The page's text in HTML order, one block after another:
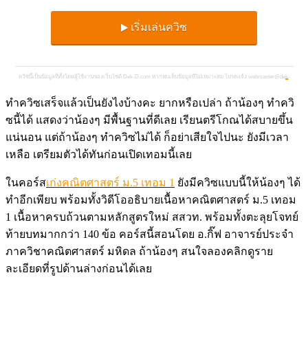
ทำควิซเสร็จแล้วเป็นยังไงบ้างคะ ยากหรือเปล่า ถ้าน้องๆ ทำควิ
ซนี้ได้ แสดงว่าน้องๆ มีพื้นฐานที่ดีเลย เรียนตรีโกณได้สบายขึ้น
แน่นอน แต่ถ้าน้องๆ ทำควิซไม่ได้ ก็อย่าเสียใจไปนะ ยังมีเวลา
เหลือ เตรียมตัวได้ทันก่อนเปิดเทอมนี้เลย
ในคอร์สเก่งคณิตศาสตร์ ม.5 เทอม 1 ยังมีควิซแบบนี้ให้น้องๆ ได้
ทำอีกเพียบ พร้อมทั้งวิดีโออธิบายเนื้อหาคณิตศาสตร์ ม.5 เทอม
1 เนื้อหาครบถ้วนตามหลักสูตรใหม่ สสวท. พร้อมทั้งตะลุยโจทย์
ท้ายบทมากกว่า 140 ข้อ คอร์สนี้สอนโดย อ.กิ๊ฟ อาจารย์ประจำ
ภาควิชาคณิตศาสตร์ มหิดล ถ้าน้องๆ สนใจลองคลิกดูราย
ละเอียดที่รูปด้านล่างก่อนได้เลย